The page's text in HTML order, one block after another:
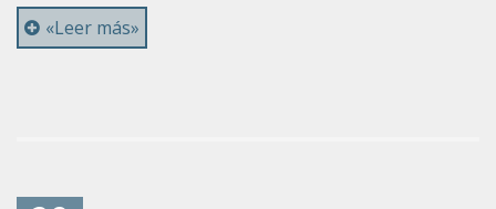
«Leer más»